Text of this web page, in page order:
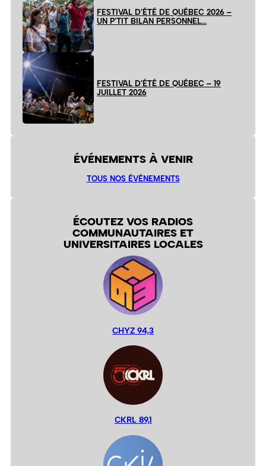
FESTIVAL D’ÉTÉ DE QUÉBEC 2026 –
UN P’TIT BILAN PERSONNEL…
FESTIVAL D’ÉTÉ DE QUÉBEC – 19
JUILLET 2026
ÉVÉNEMENTS À VENIR
TOUS NOS ÉVÉNEMENTS
ÉCOUTEZ VOS RADIOS
COMMUNAUTAIRES ET
UNIVERSITAIRES LOCALES
CHYZ 94,3
CKRL 89,1